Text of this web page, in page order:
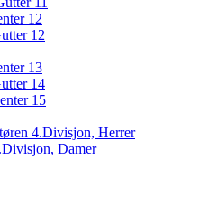
12
12
13
14
15
4.Divisjon, Herrer
Damer